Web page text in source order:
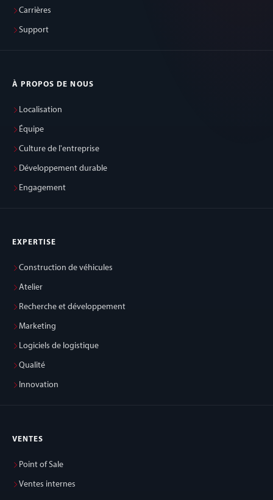
Carrières
Support
À PROPOS DE NOUS
Localisation
Équipe
Culture de l'entreprise
Développement durable
Engagement
EXPERTISE
Construction de véhicules
Atelier
Recherche et développement
Marketing
Logiciels de logistique
Qualité
Innovation
VENTES
Point of Sale
Ventes internes